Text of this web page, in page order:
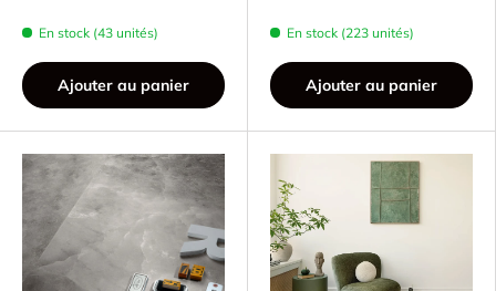
En stock (43 unités)
Ajouter au panier
En stock (223 unités)
Ajouter au panier